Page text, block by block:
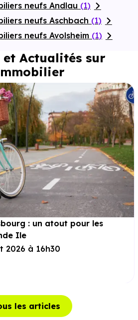
neufs Andlau (1)
neufs Aschbach (1)
neufs Avolsheim (1)
et Actualités sur
: un atout pour les
Ile
2026 à 16h30
les articles